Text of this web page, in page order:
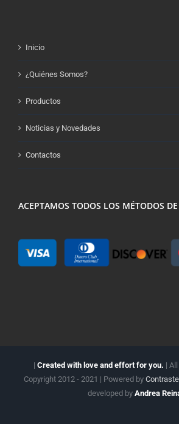
Inicio
¿Quiénes Somos?
Productos
Noticias y Novedades
Contactos
ACEPTAMOS TODOS LOS MÉTODOS
| Created with love and effort for you. |
Copyright 2012 - 2021 | Powered by Contraste
developed by Andrea